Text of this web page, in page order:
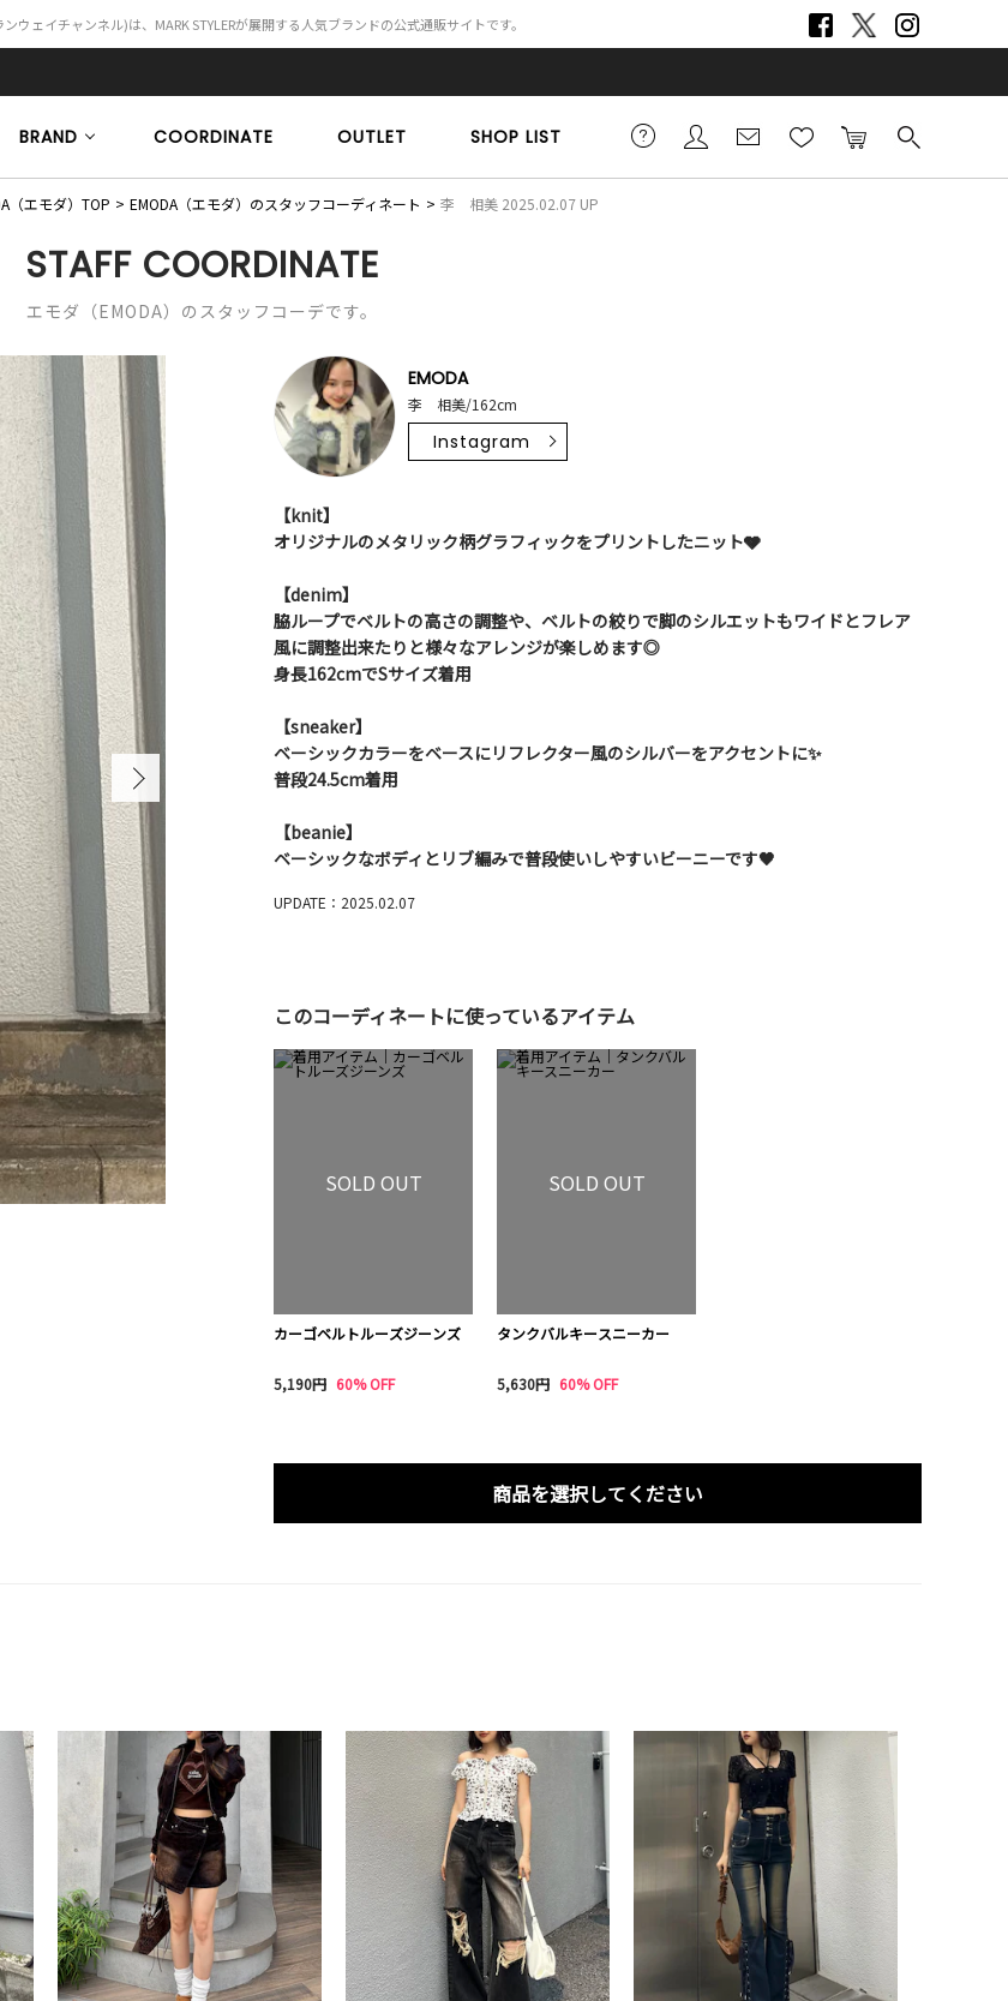
ウェイチャンネル)は、MARK STYLERが展開する人気ブランドの公式通販サイトです。
BRAND COORDINATE OUTLET SHOP LIST
（エモダ）TOP EMODA（エモダ）のスタッフコーディネート 李 相美 2025.02.07 UP
STAFF COORDINATE
エモダ（EMODA）のスタッフコーデです。
EMODA
李 相美/162cm
Instagram
【knit】
オリジナルのメタリック柄グラフィックをプリントしたニット🩶
【denim】
脇ループでベルトの高さの調整や、ベルトの絞りで脚のシルエットもワイドとフレア
風に調整出来たりと様々なアレンジが楽しめます◎
身長162cmでSサイズ着用
【sneaker】
ベーシックカラーをベースにリフレクター風のシルバーをアクセントに✨
普段24.5cm着用
【beanie】
ベーシックなボディとリブ編みで普段使いしやすいビーニーです🖤
UPDATE：2025.02.07
このコーディネートに使っているアイテム
SOLD OUT
カーゴベルトルーズジーンズ
5,190円 60% OFF
SOLD OUT
タンクバルキースニーカー
5,630円 60% OFF
商品を選択してください